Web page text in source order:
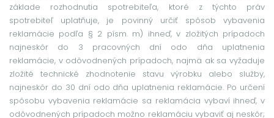
základe rozhodnutia spotrebiteľa, ktoré z týchto práv
spotrebiteľ uplatňuje, je povinný určiť spôsob vybavenia
reklamácie podľa § 2 písm. m) ihneď, v zložitých prípadoch
najneskôr do 3 pracovných dní odo dňa uplatnenia
reklamácie, v odôvodnených prípadoch, najmä ak sa vyžaduje
zložité technické zhodnotenie stavu výrobku alebo služby,
najneskôr do 30 dní odo dňa uplatnenia reklamácie. Po určení
spôsobu vybavenia reklamácie sa reklamácia vybaví ihneď, v
odôvodnených prípadoch možno reklamáciu vybaviť aj neskôr;